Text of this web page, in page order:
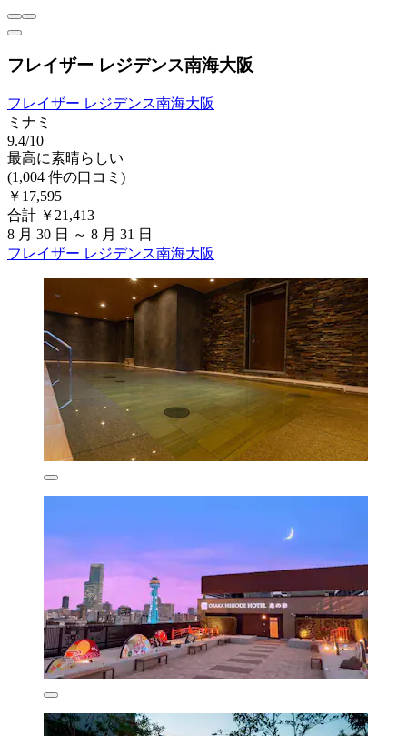
フレイザー レジデンス南海大阪
フレイザー レジデンス南海大阪
ミナミ
9.4/10
最高に素晴らしい
(1,004 件の口コミ)
￥17,595
合計 ￥21,413
8 月 30 日 ～ 8 月 31 日
フレイザー レジデンス南海大阪